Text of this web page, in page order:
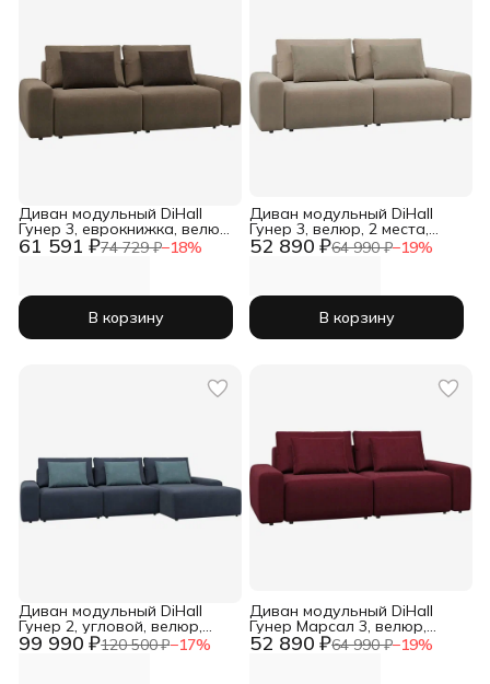
61 591 ₽74 729 ₽−18%
Диван модульный DiHall
Гунер 3, еврокнижка, велюр,
коричневый
В корзину
52 890 ₽64 990 ₽−19%
Диван модульный DiHall
Гунер 3, велюр, 2 места,
бежевого цвета
В корзину
99 990 ₽120 500 ₽−17%
Диван модульный DiHall
Гунер 2, угловой, велюр,
синий, 3 места 52 890 ₽64 990 ₽−19%
Диван модульный DiHall
Гунер Марсал 3, велюр,
съемный, 2 места